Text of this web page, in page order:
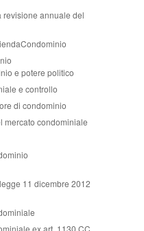
revisione annuale del
e potere politico
e controllo
di condominio
mercato condominiale
11 dicembre 2012